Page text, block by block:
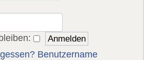
Benutzername